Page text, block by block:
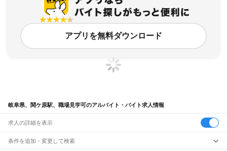
アプリを無料ダウンロード
岐阜県、関ケ原駅、職場見学可のアルバイト・バイト求人情報
求人の詳細を表示
条件を追加・変更して検索